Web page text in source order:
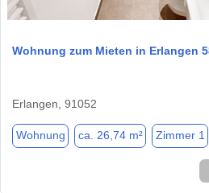
Wohnung zum Mieten in Erlangen
Erlangen, 91052
Wohnung ca. 26,74 m² Zimmer 1